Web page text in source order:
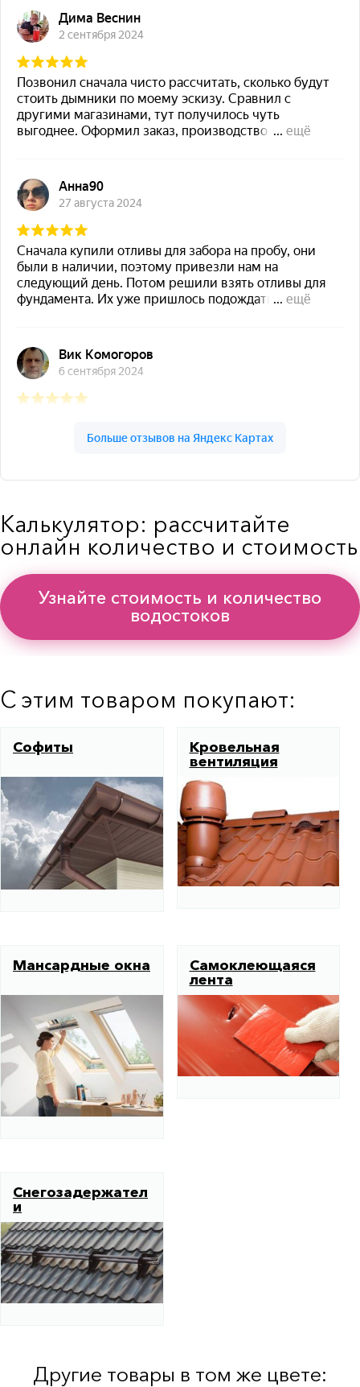
Калькулятор: рассчитайте
онлайн количество и стоимость
Узнайте стоимость и количество
водостоков
С этим товаром покупают:
Софиты
Кровельная
вентиляция
Мансардные окна
Самоклеющаяся
лента
Снегозадержател
и
Другие товары в том же цвете: